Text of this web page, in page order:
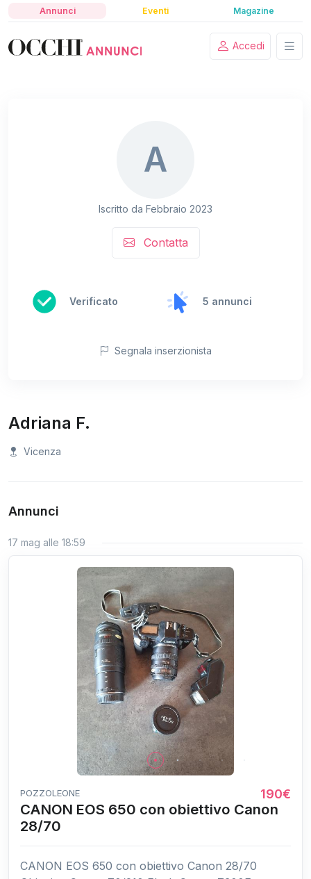
Annunci Eventi Magazine
Accedi
A
Iscritto da Febbraio 2023
Contatta
Verificato 5 annunci
Segnala inserzionista
Adriana F.
Vicenza
Annunci
17 mag alle 18:59
POZZOLEONE 190€
CANON EOS 650 con obiettivo Canon
28/70
CANON EOS 650 con obiettivo Canon 28/70